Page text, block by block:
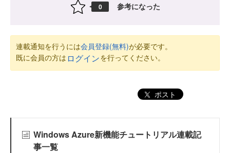
0 参考になった
連載通知を行うには会員登録(無料)が必要です。
既に会員の方は ログインを行ってください。
ポスト
Windows Azure新機能チュートリアル連載記
事一覧